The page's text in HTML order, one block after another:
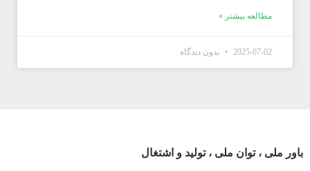
مطالعه بیشتر »
2025-07-02 بدون دیدگاه
باور ملی ، توان ملی ، تولید و اشتغال